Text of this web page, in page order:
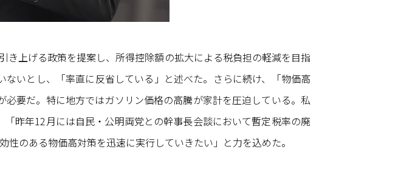
上げる政策を提案し、所得控除額の拡大による税負担の軽減を目指
いとし、「率直に反省している」と述べた。さらに続け、「物価高
要だ。特に地方ではガソリン価格の高騰が家計を圧迫している。私
昨年12月には自民・公明両党との幹事長会談において暫定税率の廃
のある物価高対策を迅速に実行していきたい」と力を込めた。